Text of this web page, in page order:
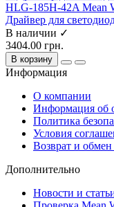
HLG-185H-42A Mean
Драйвер для
В наличии ✓
3404.00 грн.
В корзину
Информация
О компании
Информация об
Политика
Условия
Возврат и обмен
Дополнительно
Новости и